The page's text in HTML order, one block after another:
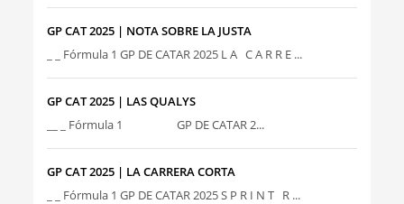
GP CAT 2025 | NOTA SOBRE LA JUSTA
_ _ Fórmula 1 GP DE CATAR 2025 L A C A R R E ...
GP CAT 2025 | LAS QUALYS
__ _ Fórmula 1 GP DE CATAR 2...
GP CAT 2025 | LA CARRERA CORTA
_ _ Fórmula 1 GP DE CATAR 2025 S P R I N T R ...